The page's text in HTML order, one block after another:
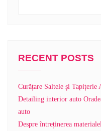
RECENT POSTS
Curățare Saltele și Tapițerie
Detailing interior auto
auto
Despre întreținerea